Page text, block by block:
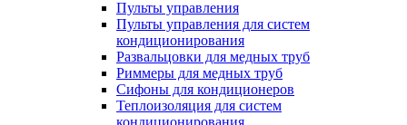
Пульты управления
Пульты управления для систем
кондиционирования
Развальцовки для медных труб
Риммеры для медных труб
Сифоны для кондиционеров
Теплоизоляция для систем
кондиционирования